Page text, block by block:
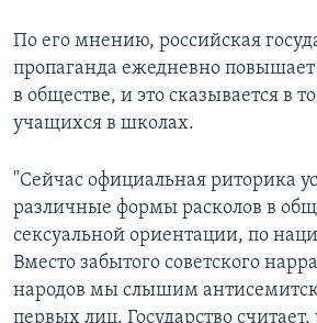
По его мнению, российская
пропаганда ежедневно повышает
в обществе, и это сказывается в
учащихся в школах.
"Сейчас официальная риторика
различные формы расколов в
сексуальной ориентации, по
Вместо забытого советского
народов мы слышим
первых лиц. Государство